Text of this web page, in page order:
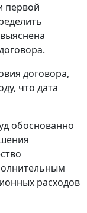
первой
договора,
что дата
обоснованно
расходов